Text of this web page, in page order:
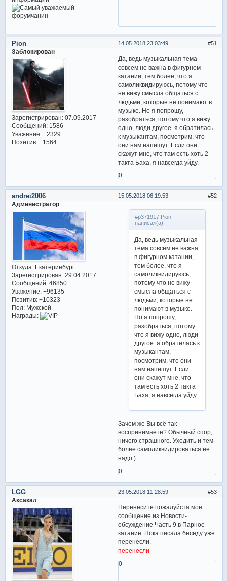
51
14.05.2018 23:03:49
Pion
Заблокирован
Зарегистрирован: 07.09.2017
Сообщений:1586
Уважение: +2329
Позитив: +1564
Да, ведь музыкальная тема
совсем не важна в фигурном
катании, тем более, что я
самоликвидируюсь, потому что
не вижу смысла общаться с
людьми, которые не понимают в
музыке. Но я попрошу,
разобраться, потому что я вижу
одно, люди другое. я обратилась
к музыкантам, посмотрим, что
они нам напишут. Если они
скажут мне, что там есть хоть 2
такта Баха, я навсегда уйду.
0
52
15.05.2018 06:19:53
andrei2006
Администратор
Откуда:Екатеринбург
Зарегистрирован: 29.04.2017
Сообщений:46850
Уважение: +96135
Позитив: +10323
Пол:Мужской
Награды:
#p371917,Pion
написал(а):
Да, ведь музыкальная
тема совсем не важна
в фигурном катании,
тем более, что я
самоликвидируюсь,
потому что не вижу
смысла общаться с
людьми, которые не
понимают в музыке.
Но я попрошу,
разобраться, потому
что я вижу одно, люди
другое. я обратилась к
музыкантам,
посмотрим, что они
нам напишут. Если
они скажут мне, что
там есть хоть 2 такта
Баха, я навсегда уйду.
Зачем же Вы всё так
воспринимаете? Обычный спор,
ничего страшного. Уходить и тем
более самоликвидироваться не
надо:)
0
53
23.05.2018 11:28:59
LGG
Аксакал
Перенесите пожалуйста моё
сообщение из Новости-
обсуждение Часть 9 в Парное
катание. Пока писала беседу уже
перенесли.
перенесли
0